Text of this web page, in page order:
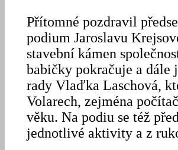
Přítomné pozdravil
podium Jaroslavu
stavební kámen
babičky pokračuje a dále
rady Vlaďka Laschová,
Volarech, zejména
věku. Na podiu se též
jednotlivé aktivity a z